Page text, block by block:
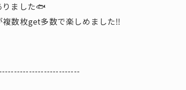
りました🐟
数枚get多数で楽しめました‼️